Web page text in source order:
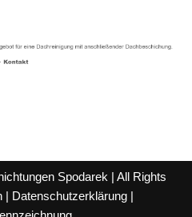
Spodarek | All Rights
Datenschutzerklärung